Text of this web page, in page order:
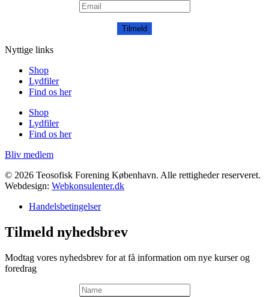
Tilmeld
Nyttige links
Shop
Lydfiler
Find os her
Shop
Lydfiler
Find os her
Bliv medlem
© 2026 Teosofisk Forening København. Alle rettigheder reserveret.
Webdesign: Webkonsulenter.dk
Handelsbetingelser
Tilmeld nyhedsbrev
Modtag vores nyhedsbrev for at få information om nye kurser og
foredrag